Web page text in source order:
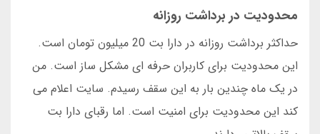
محدودیت در برداشت روزانه
حداکثر برداشت روزانه در دارا بت 20 میلیون تومان است.
این محدودیت برای کاربران حرفه ای مشکل ساز است. من
در یک ماه چندین بار به این سقف رسیدم. سایت اعلام می
کند این محدودیت برای امنیت است. اما رقبای دارا بت